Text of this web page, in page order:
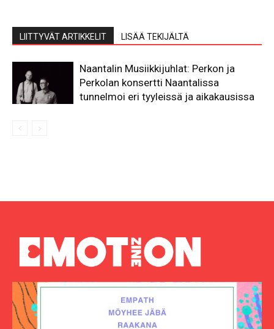
LIITTYVÄT ARTIKKELIT LISÄÄ TEKIJÄLTÄ
Naantalin Musiikkijuhlat: Perkon ja
Perkolan konsertti Naantalissa
tunnelmoi eri tyyleissä ja aikakausissa